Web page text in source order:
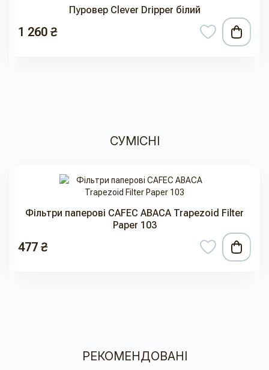
Пуровер Clever Dripper білий
1 260 ₴
СУМІСНІ
Фільтри паперові CAFEC ABACA Trapezoid Filter
Paper 103
477 ₴
РЕКОМЕНДОВАНІ